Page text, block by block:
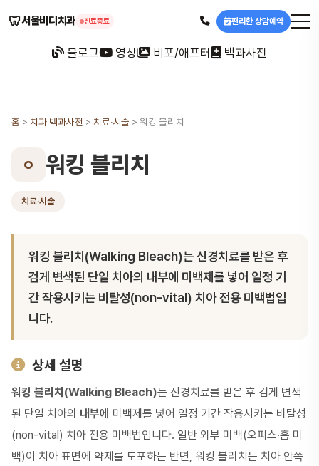
🦷서울비디치과 진료종료 편리한 상담예약
블로그 영상 비포/애프터 백과사전
홈 > 치과 백과사전 > 치료·시술 > 워킹 블리치
ㅇ 워킹 블리치
치료·시술
워킹 블리치(Walking Bleach)는 신경치료를 받은 후
검게 변색된 단일 치아의 내부에 미백제를 넣어 일정 기
간 작용시키는 비탈성(non-vital) 치아 전용 미백법입
니다.
상세 설명
워킹 블리치(Walking Bleach)는 신경치료를 받은 후 검게 변색
된 단일 치아의 내부에 미백제를 넣어 일정 기간 작용시키는 비탈성
(non-vital) 치아 전용 미백법입니다. 일반 외부 미백(오피스·홈 미
백)이 치아 표면에 약제를 도포하는 반면, 워킹 블리치는 치아 안쪽